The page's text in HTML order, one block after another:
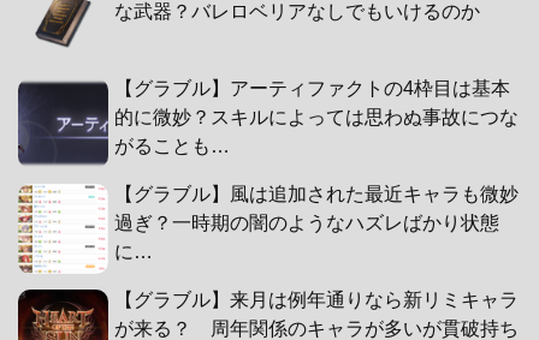
な武器？バレロベリアなしでもいけるのか
【グラブル】アーティファクトの4枠目は基本
的に微妙？スキルによっては思わぬ事故につな
がることも…
【グラブル】風は追加された最近キャラも微妙
過ぎ？一時期の闇のようなハズレばかり状態
に…
【グラブル】来月は例年通りなら新リミキャラ
が来る？ 周年関係のキャラが多いが貫破持ち